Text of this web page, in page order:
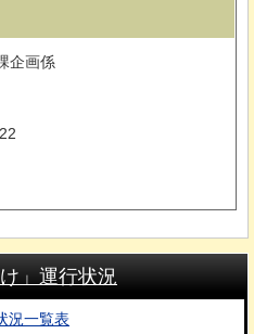
企画係
」運行状況
況一覧表